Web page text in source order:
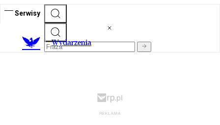
Serwisy
Wydarzenia